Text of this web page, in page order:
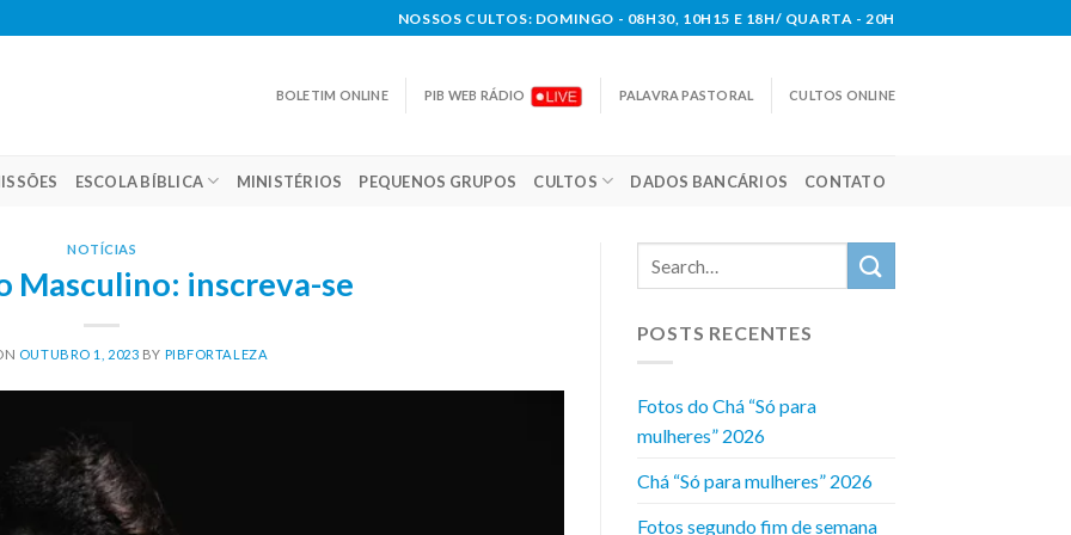
NOSSOS CULTOS: DOMINGO - 08H30, 10H15 E 18H/ QUARTA - 20H
BOLETIM ONLINE PIB WEB RÁDIO PALAVRA PASTORAL CULTOS ONLINE
ESCOLA BÍBLICA MINISTÉRIOS PEQUENOS GRUPOS CULTOS DADOS BANCÁRIOS CONTATO
NOTÍCIAS
Masculino: inscreva-se
OUTUBRO 1, 2023 BY PIBFORTALEZA
POSTS RECENTES
Fotos do Chá “Só para
mulheres” 2026
Chá “Só para mulheres” 2026
Fotos segundo fim de semana